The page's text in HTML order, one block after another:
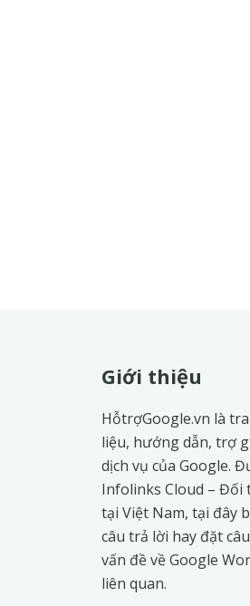
Giới thiệu
HỗtrợGoogle.vn là
liệu, hướng dẫn, trợ
dịch vụ của Google.
Infolinks Cloud – Đối
tại Việt Nam, tại đây
câu trả lời hay đặt
vấn đề vềGoogle
liên quan.